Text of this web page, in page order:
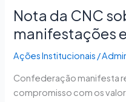
Nota da CNC
manifestações
Ações Institucionais /
Confederação manifesta
compromisso com os